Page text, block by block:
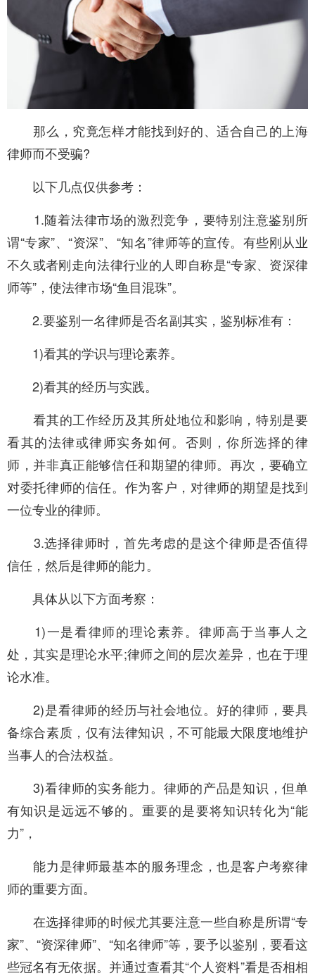
那么，究竟怎样才能找到好的、适合自己的上海
律师而不受骗?
以下几点仅供参考：
1.随着法律市场的激烈竞争，要特别注意鉴别所
谓“专家”、“资深”、“知名”律师等的宣传。有些刚从业
不久或者刚走向法律行业的人即自称是“专家、资深律
师等”，使法律市场“鱼目混珠”。
2.要鉴别一名律师是否名副其实，鉴别标准有：
1)看其的学识与理论素养。
2)看其的经历与实践。
看其的工作经历及其所处地位和影响，特别是要
看其的法律或律师实务如何。否则，你所选择的律
师，并非真正能够信任和期望的律师。再次，要确立
对委托律师的信任。作为客户，对律师的期望是找到
一位专业的律师。
3.选择律师时，首先考虑的是这个律师是否值得
信任，然后是律师的能力。
具体从以下方面考察：
1)一是看律师的理论素养。律师高于当事人之
处，其实是理论水平;律师之间的层次差异，也在于理
论水准。
2)是看律师的经历与社会地位。好的律师，要具
备综合素质，仅有法律知识，不可能最大限度地维护
当事人的合法权益。
3)看律师的实务能力。律师的产品是知识，但单
有知识是远远不够的。重要的是要将知识转化为“能
力”，
能力是律师最基本的服务理念，也是客户考察律
师的重要方面。
在选择律师的时候尤其要注意一些自称是所谓“专
家”、“资深律师”、“知名律师”等，要予以鉴别，要看这
些冠名有无依据。并通过查看其“个人资料”看是否相相